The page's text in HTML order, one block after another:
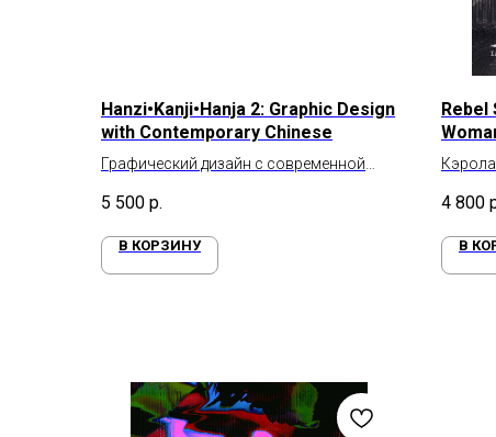
Hanzi•Kanji•Hanja 2: Graphic Design
with Contemporary Chinese
Графический дизайн с современной
5 500 р.
В КОРЗИНУ
стиль
4 800
В